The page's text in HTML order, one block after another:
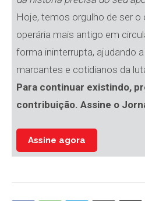
Hoje, temos orgulho de ser o
operária mais antigo em
forma ininterrupta, ajudando
marcantes e cotidianos da
Para continuar existindo,
contribuição. Assine o
Assine agora